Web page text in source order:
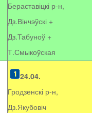
Бераставіцкі р-н,
Дз.Вінчэўскі +
Дз.Табуноў +
Т.Смыкоўская
24.04.
Гродзенскі р-н,
Дз.Якубовіч